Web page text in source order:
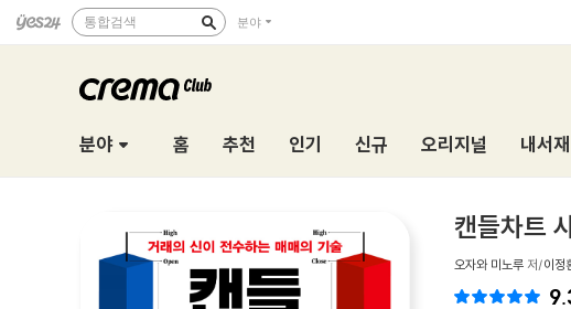
통합검색 분야
분야 홈 추천 인기 신규 오리지널 내서재
캔들차트
오자와 미노루 저/이정